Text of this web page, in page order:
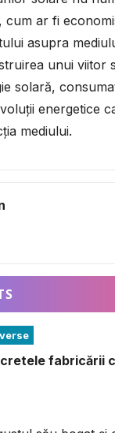
cum ar fi
asupra
unui viitor
solară,
energetice
mediului.
fabricării